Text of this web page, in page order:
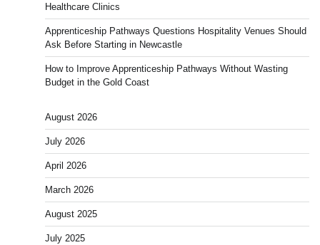
Healthcare Clinics
Apprenticeship Pathways Questions Hospitality Venues Should
Ask Before Starting in Newcastle
How to Improve Apprenticeship Pathways Without Wasting
Budget in the Gold Coast
August 2026
July 2026
April 2026
March 2026
August 2025
July 2025